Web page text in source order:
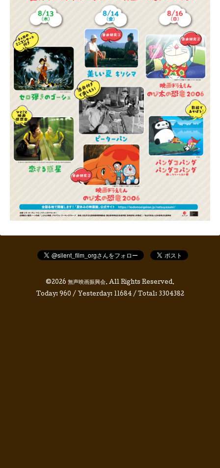
©2026 無声映画振興会. All Rights Reserved.
Today: 960 / Yesterday: 11684/ Total: 3304382